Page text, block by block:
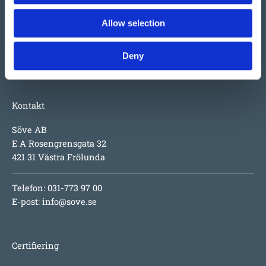
Allow selection
Deny
på produkterna i sig; underhållsfritt, lång garanti,
inspirerande utmaningar för barnen, hög säkerhet och
numera även design i toppklass.
Kontakt
Söve AB
E A Rosengrensgata 32
421 31 Västra Frölunda
Telefon: 031-773 97 00
E-post: info@sove.se
Certifiering